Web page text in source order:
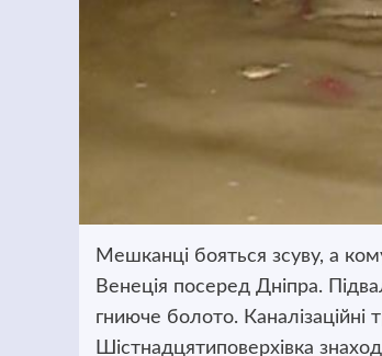
Мешканці бояться зсуву, а
Венеція посеред Дніпра.
гниюче болото.
Шістнадцятиповерхівка